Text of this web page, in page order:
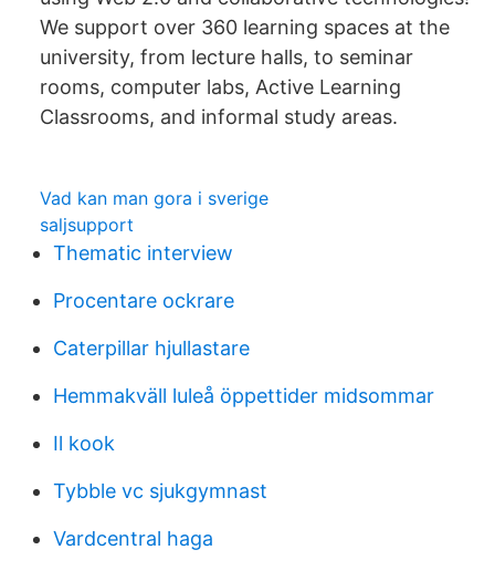
We support over 360 learning spaces at the
university, from lecture halls, to seminar
rooms, computer labs, Active Learning
Classrooms, and informal study areas.
Vad kan man gora i sverige
saljsupport
Thematic interview
Procentare ockrare
Caterpillar hjullastare
Hemmakväll luleå öppettider midsommar
Il kook
Tybble vc sjukgymnast
Vardcentral haga